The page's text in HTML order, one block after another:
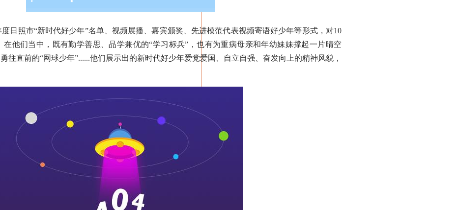
照市“新时代好少年”名单、视频展播、嘉宾颁奖、先进模范代表视频寄语好少年等形式，对10
他们当中，既有勤学善思、品学兼优的“学习标兵”，也有为重病母亲和年幼妹妹撑起一片晴空
往直前的“网球少年”......他们展示出的新时代好少年爱党爱国、自立自强、奋发向上的精神风貌，